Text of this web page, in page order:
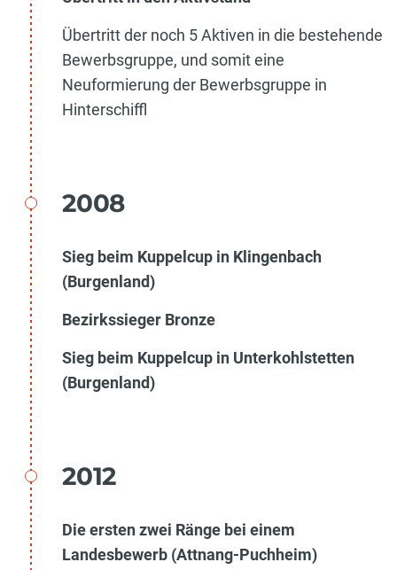
Übertritt der noch 5 Aktiven in die bestehende
Bewerbsgruppe, und somit eine
Neuformierung der Bewerbsgruppe in
Hinterschiffl
2008
Sieg beim Kuppelcup in Klingenbach
(Burgenland)
Bezirkssieger Bronze
Sieg beim Kuppelcup in Unterkohlstetten
(Burgenland)
2012
Die ersten zwei Ränge bei einem
Landesbewerb (Attnang-Puchheim)